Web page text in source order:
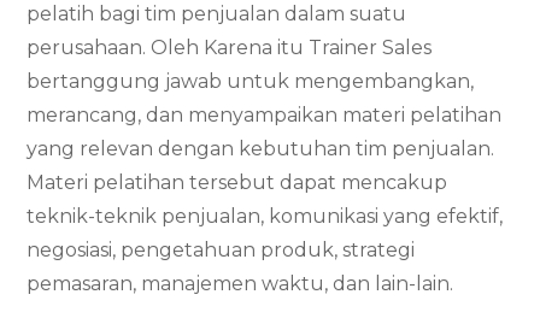
pelatih bagi tim penjualan dalam suatu
perusahaan. Oleh Karena itu Trainer Sales
bertanggung jawab untuk mengembangkan,
merancang, dan menyampaikan materi pelatihan
yang relevan dengan kebutuhan tim penjualan.
Materi pelatihan tersebut dapat mencakup
teknik-teknik penjualan, komunikasi yang efektif,
negosiasi, pengetahuan produk, strategi
pemasaran, manajemen waktu, dan lain-lain.